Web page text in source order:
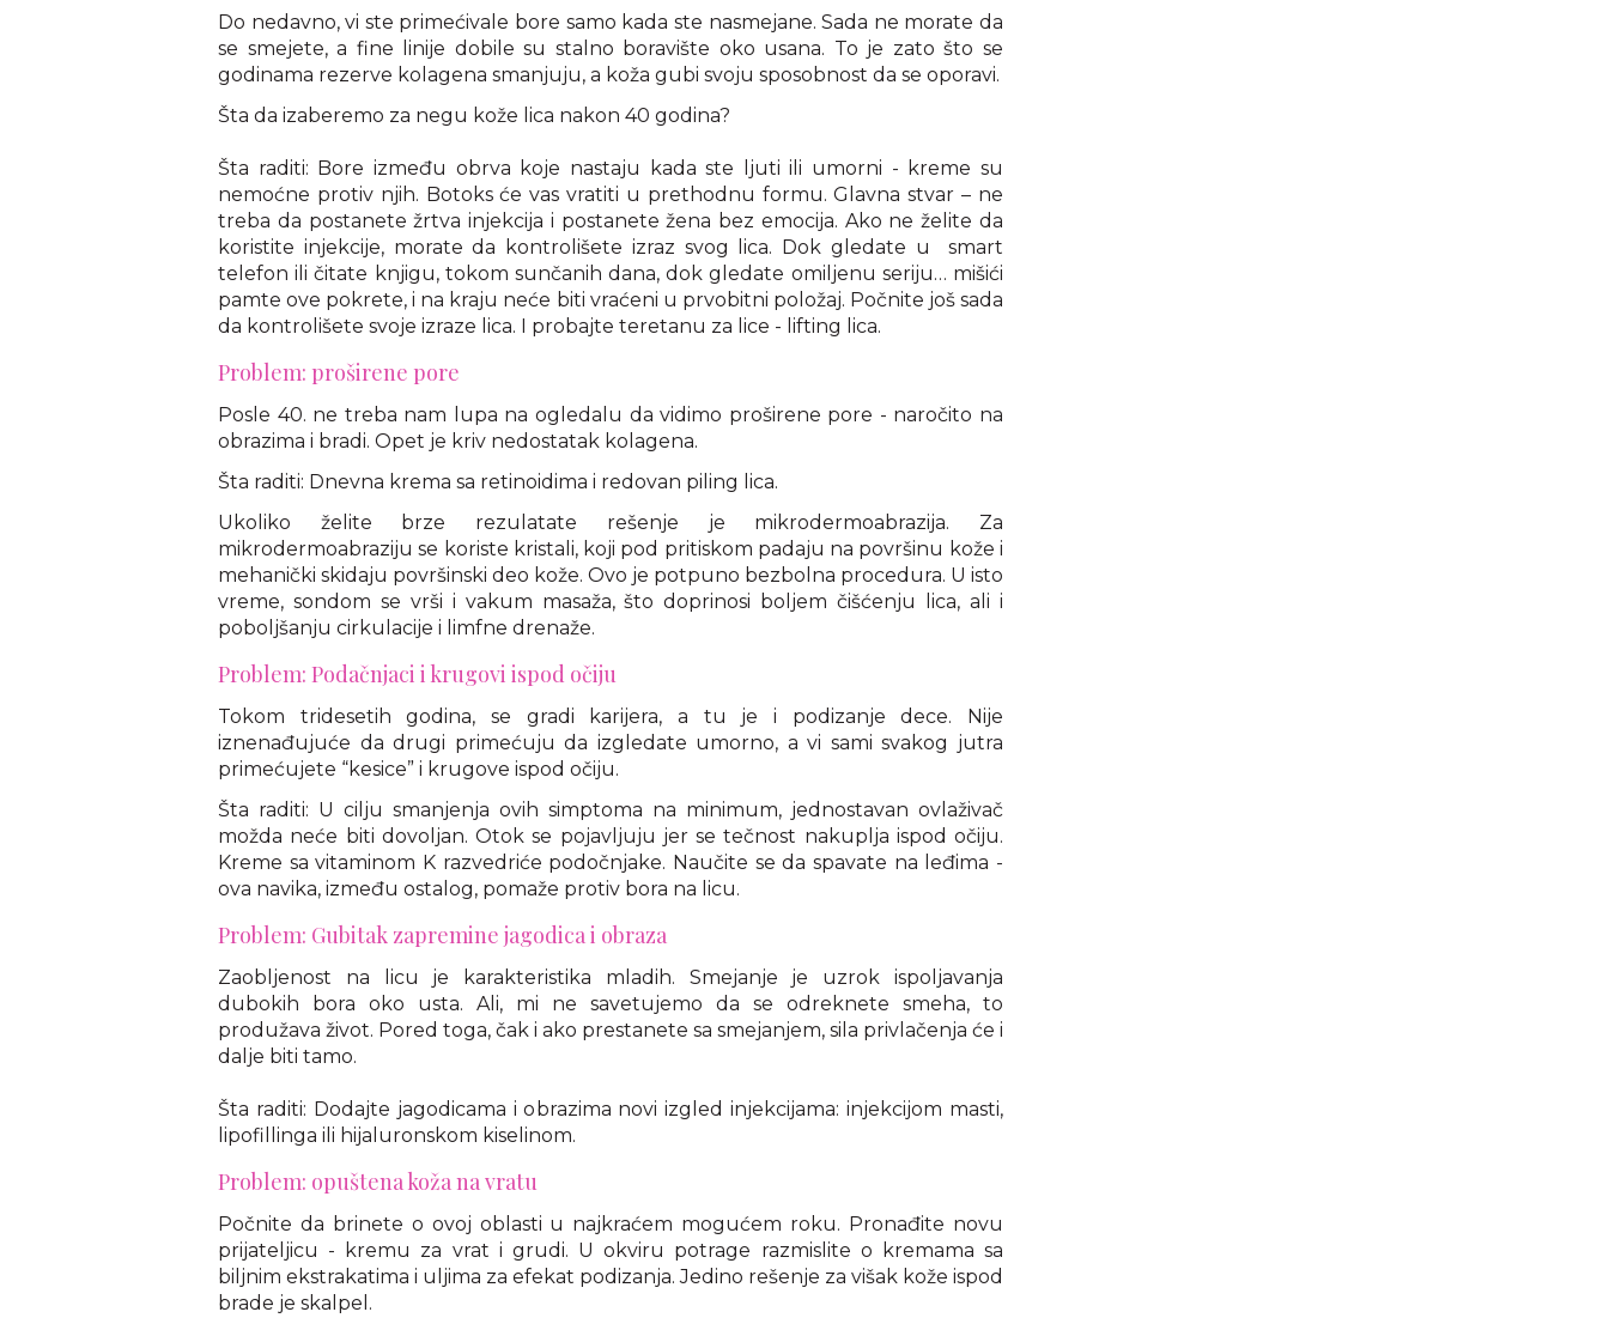
Do nedavno, vi ste primećivale bore samo kada ste nasmejane. Sada ne morate da
se smejete, a fine linije dobile su stalno boravište oko usana. To je zato što se
godinama rezerve kolagena smanjuju, a koža gubi svoju sposobnost da se oporavi.
Šta da izaberemo za negu kože lica nakon 40 godina?
Šta raditi: Bore između obrva koje nastaju kada ste ljuti ili umorni - kreme su
nemoćne protiv njih. Botoks će vas vratiti u prethodnu formu. Glavna stvar – ne
treba da postanete žrtva injekcija i postanete žena bez emocija. Ako ne želite da
koristite injekcije, morate da kontrolišete izraz svog lica. Dok gledate u smart
telefon ili čitate knjigu, tokom sunčanih dana, dok gledate omiljenu seriju… mišići
pamte ove pokrete, i na kraju neće biti vraćeni u prvobitni položaj. Počnite još sada
da kontrolišete svoje izraze lica. I probajte teretanu za lice - lifting lica.
Problem: proširene pore
Posle 40. ne treba nam lupa na ogledalu da vidimo proširene pore - naročito na
obrazima i bradi. Opet je kriv nedostatak kolagena.
Šta raditi: Dnevna krema sa retinoidima i redovan piling lica.
Ukoliko želite brze rezulatate rešenje je mikrodermoabrazija. Za
mikrodermoabraziju se koriste kristali, koji pod pritiskom padaju na površinu kože i
mehanički skidaju površinski deo kože. Ovo je potpuno bezbolna procedura. U isto
vreme, sondom se vrši i vakum masaža, što doprinosi boljem čišćenju lica, ali i
poboljšanju cirkulacije i limfne drenaže.
Problem: Podačnjaci i krugovi ispod očiju
Tokom tridesetih godina, se gradi karijera, a tu je i podizanje dece. Nije
iznenađujuće da drugi primećuju da izgledate umorno, a vi sami svakog jutra
primećujete “kesice” i krugove ispod očiju.
Šta raditi: U cilju smanjenja ovih simptoma na minimum, jednostavan ovlaživač
možda neće biti dovoljan. Otok se pojavljuju jer se tečnost nakuplja ispod očiju.
Kreme sa vitaminom K razvedriće podočnjake. Naučite se da spavate na leđima -
ova navika, između ostalog, pomaže protiv bora na licu.
Problem: Gubitak zapremine jagodica i obraza
Zaobljenost na licu je karakteristika mladih. Smejanje je uzrok ispoljavanja
dubokih bora oko usta. Ali, mi ne savetujemo da se odreknete smeha, to
produžava život. Pored toga, čak i ako prestanete sa smejanjem, sila privlačenja će i
dalje biti tamo.
Šta raditi: Dodajte jagodicama i obrazima novi izgled injekcijama: injekcijom masti,
lipofillinga ili hijaluronskom kiselinom.
Problem: opuštena koža na vratu
Počnite da brinete o ovoj oblasti u najkraćem mogućem roku. Pronađite novu
prijateljicu - kremu za vrat i grudi. U okviru potrage razmislite o kremama sa
biljnim ekstrakatima i uljima za efekat podizanja. Jedino rešenje za višak kože ispod
brade je skalpel.